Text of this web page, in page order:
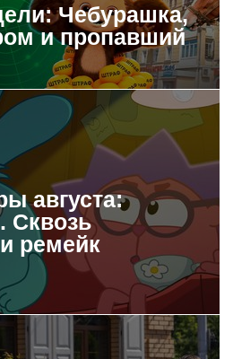
Чебурашка,
и пропавший
августа:
Сквозь
ремейк